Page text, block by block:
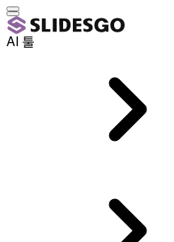
AI 툴